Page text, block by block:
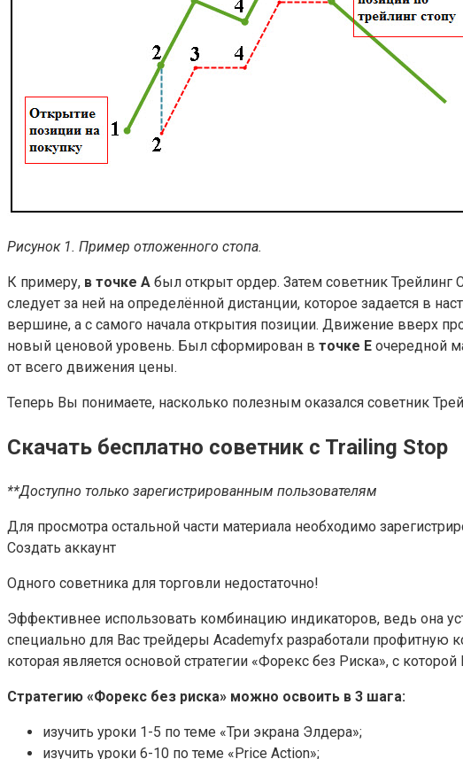
Рисунок 1. Пример отложенного стопа.
К примеру, в точке А был открыт ордер. Затем советник Трейлинг
следует за ней на определённой дистанции, которое задается в
вершине, а с самого начала открытия позиции. Движение вверх
новый ценовой уровень. Был сформирован в точке Е очередной
от всего движения цены.
Теперь Вы понимаете, насколько полезным оказался советник
Скачать бесплатно советник c Trailing Stop
**Доступно только зарегистрированным пользователям
Для просмотра остальной части материала необходимо
Создать аккаунт
Одного советника для торговли недостаточно!
Эффективнее использовать комбинацию индикаторов, ведь она
специально для Вас трейдеры Academyfx разработали профитную
которая является основой стратегии «Форекс без Риска», с
Стратегию «Форекс без риска» можно освоить в 3 шага:
изучить уроки 1-5 по теме «Три экрана Элдера»;
изучить уроки 6-10 по теме «Price Action»;